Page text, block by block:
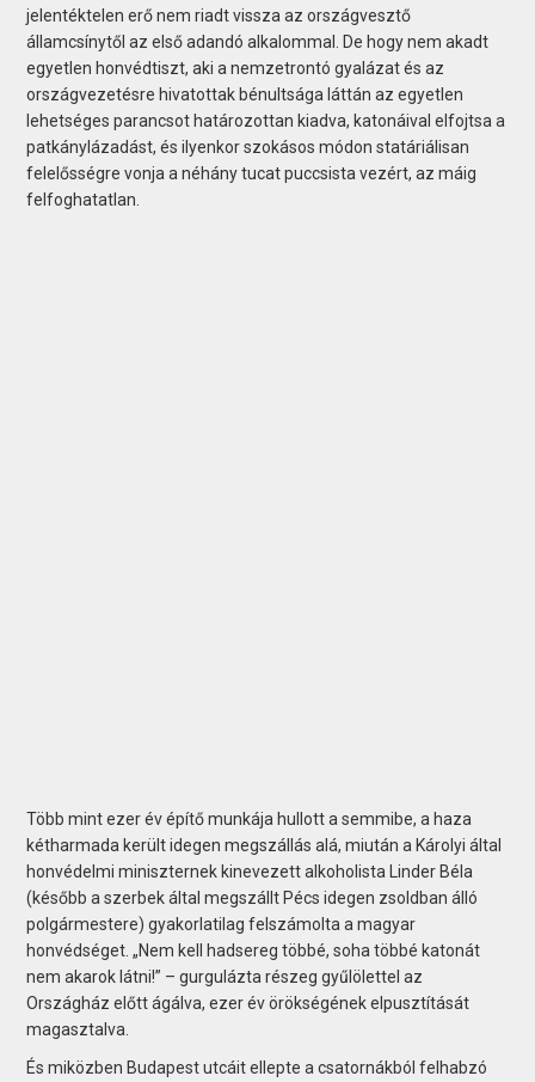
jelentéktelen erő nem riadt vissza az országvesztő
államcsínytől az első adandó alkalommal. De hogy nem akadt
egyetlen honvédtiszt, aki a nemzetrontó gyalázat és az
országvezetésre hivatottak bénultsága láttán az egyetlen
lehetséges parancsot határozottan kiadva, katonáival elfojtsa a
patkánylázadást, és ilyenkor szokásos módon statáriálisan
felelősségre vonja a néhány tucat puccsista vezért, az máig
felfoghatatlan.
Több mint ezer év építő munkája hullott a semmibe, a haza
kétharmada került idegen megszállás alá, miután a Károlyi által
honvédelmi miniszternek kinevezett alkoholista Linder Béla
(később a szerbek által megszállt Pécs idegen zsoldban álló
polgármestere) gyakorlatilag felszámolta a magyar
honvédséget. „Nem kell hadsereg többé, soha többé katonát
nem akarok látni!” – gurgulázta részeg gyűlölettel az
Országház előtt ágálva, ezer év örökségének elpusztítását
magasztalva.
És miközben Budapest utcáit ellepte a csatornákból felhabzó